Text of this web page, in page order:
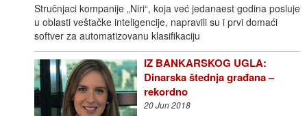
Stručnjaci kompanije „Niri“, koja već jedanaest godina posluje
u oblasti veštačke inteligencije, napravili su i prvi domaći
softver za automatizovanu klasifikaciju
IZ BANKARSKOG UGLA:
Dinarska štednja građana –
rekordno
20 Jun 2018